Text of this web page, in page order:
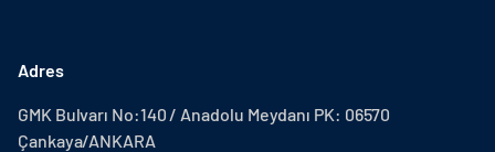
Adres
GMK Bulvarı No:140 / Anadolu Meydanı PK: 06570
Çankaya/ANKARA